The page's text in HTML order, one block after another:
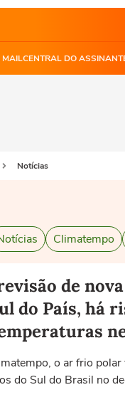
MAILCENTRAL DO
Notícias
Climatempo
de
do País, há
o ar frio
do Sul do Brasil no